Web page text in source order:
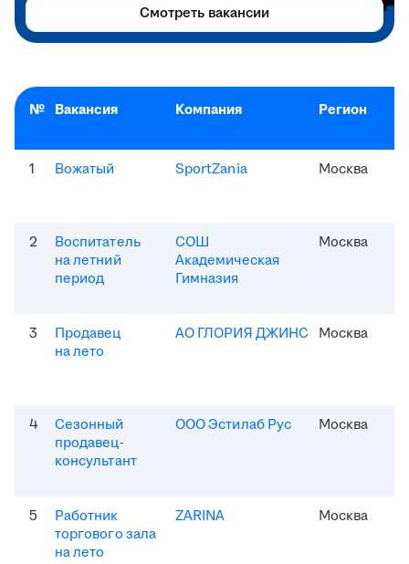
№ Вакансия Компания Регион
1 Вожатый SportZania Москва
2
Воспитатель
на летний
период
СОШ
Академическая
Гимназия
Москва
3
Продавец
на лето
АО ГЛОРИЯ ДЖИНС Москва
4
Сезонный
продавец-
консультант
ООО Эстилаб Рус Москва
5
Работник
торгового зала
на лето
ZARINA Москва
Смотреть вакансии